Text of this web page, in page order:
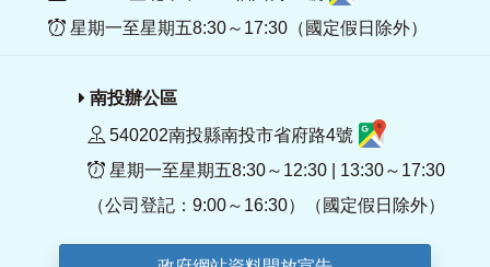
星期一至星期五8:30～17:30（國定假日除外）
南投辦公區
540202南投縣南投市省府路4號
星期一至星期五8:30～12:30 | 13:30～17:30
（公司登記：9:00～16:30）（國定假日除外）